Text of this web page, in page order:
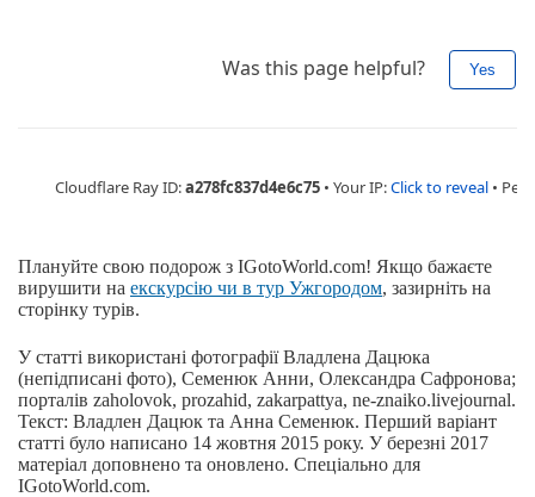
Плануйте свою подорож з IGotoWorld.com! Якщо бажаєте
вирушити на екскурсію чи в тур Ужгородом, зазирніть на
сторінку турів.
У статті використані фотографії Владлена Дацюка
(непідписані фото), Семенюк Анни, Олександра Сафронова;
порталів zaholovok, prozahid, zakarpattya, ne-znaiko.livejournal.
Текст: Владлен Дацюк та Анна Семенюк. Перший варіант
статті було написано 14 жовтня 2015 року. У березні 2017
матеріал доповнено та оновлено. Спеціально для
IGotoWorld.com.